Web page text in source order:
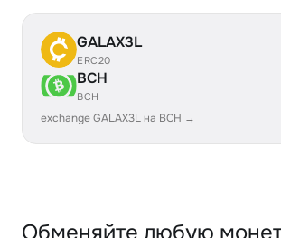
GALAX3L
ERC20
BCH
BCH
exchange GALAX3L на BCH →
Обменяйте любую